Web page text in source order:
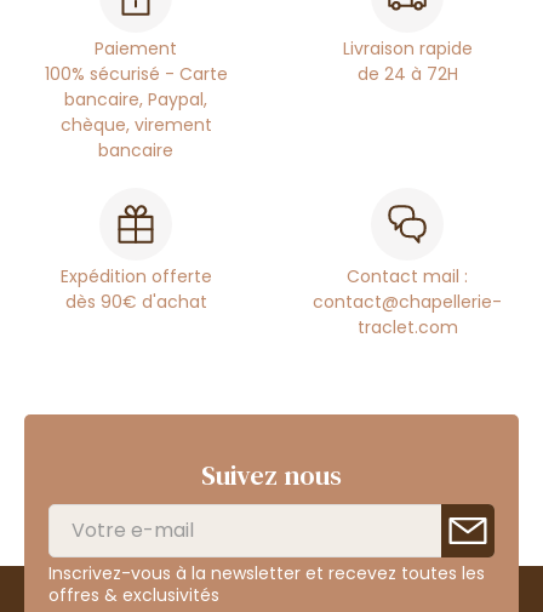
Paiement
100% sécurisé - Carte
bancaire, Paypal,
chèque, virement
bancaire
Livraison rapide
de 24 à 72H
Expédition offerte
dès 90€ d'achat
Contact mail :
contact@chapellerie-
traclet.com
Suivez nous
Inscrivez-vous à la newsletter et recevez toutes les
offres & exclusivités